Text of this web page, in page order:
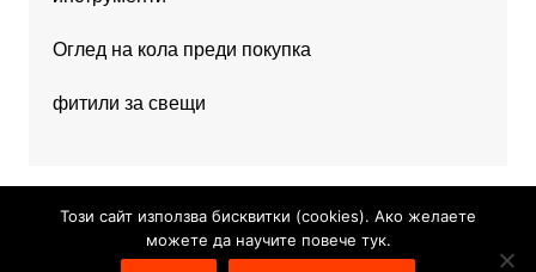
Оглед на кола преди покупка
фитили за свещи
Този сайт използва бисквитки (cookies). Ако желаете
можете да научите повече тук.